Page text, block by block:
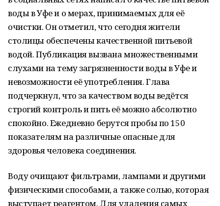
воды в Уфе и о мерах, принимаемых для её
очистки. Он отметил, что сегодня жители
столицы обеспечены качественной питьевой
водой. Публикация вызвана множественными
слухами на тему загрязненности воды в Уфе и
невозможности её употребления. Глава
подчеркнул, что за качеством воды ведётся
строгий контроль и пить её можно абсолютно
спокойно. Ежедневно берутся пробы по 150
показателям на различные опасные для
здоровья человека соединения.
Воду очищают фильтрами, лампами и другими
физическими способами, а также солью, которая
выступает реагентом. Для удаления самых